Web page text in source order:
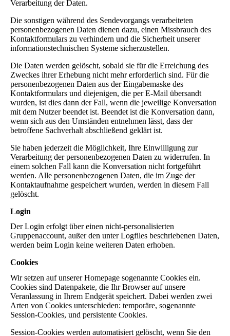
Verarbeitung der Daten.
Die sonstigen während des Sendevorgangs verarbeiteten
personenbezogenen Daten dienen dazu, einen Missbrauch des
Kontaktformulars zu verhindern und die Sicherheit unserer
informationstechnischen Systeme sicherzustellen.
Die Daten werden gelöscht, sobald sie für die Erreichung des
Zweckes ihrer Erhebung nicht mehr erforderlich sind. Für die
personenbezogenen Daten aus der Eingabemaske des
Kontaktformulars und diejenigen, die per E-Mail übersandt
wurden, ist dies dann der Fall, wenn die jeweilige Konversation
mit dem Nutzer beendet ist. Beendet ist die Konversation dann,
wenn sich aus den Umständen entnehmen lässt, dass der
betroffene Sachverhalt abschließend geklärt ist.
Sie haben jederzeit die Möglichkeit, Ihre Einwilligung zur
Verarbeitung der personenbezogenen Daten zu widerrufen. In
einem solchen Fall kann die Konversation nicht fortgeführt
werden. Alle personenbezogenen Daten, die im Zuge der
Kontaktaufnahme gespeichert wurden, werden in diesem Fall
gelöscht.
Login
Der Login erfolgt über einen nicht-personalisierten
Gruppenaccount, außer den unter Logfiles beschriebenen Daten,
werden beim Login keine weiteren Daten erhoben.
Cookies
Wir setzen auf unserer Homepage sogenannte Cookies ein.
Cookies sind Datenpakete, die Ihr Browser auf unsere
Veranlassung in Ihrem Endgerät speichert. Dabei werden zwei
Arten von Cookies unterschieden: temporäre, sogenannte
Session-Cookies, und persistente Cookies.
Session-Cookies werden automatisiert gelöscht, wenn Sie den